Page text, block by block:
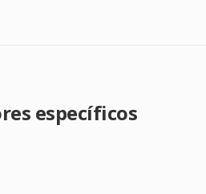
específicos